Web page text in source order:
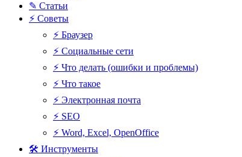
✎ Статьи
⚡ Советы
⚡ Браузер
⚡ Социальные сети
⚡ Что делать (ошибки и проблемы)
⚡ Что такое
⚡ Электронная почта
⚡ SEO
⚡ Word, Excel, OpenOffice
🛠 Инструменты